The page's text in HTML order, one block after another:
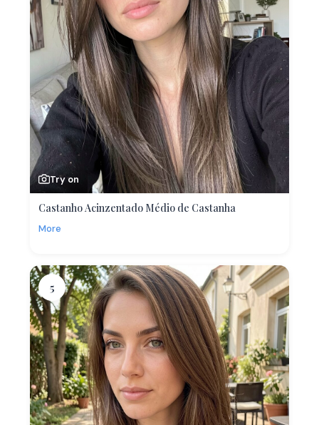
Try on
Castanho Acinzentado Médio de Castanha
More
5